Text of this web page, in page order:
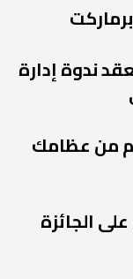
ندوة إدارة
من عظامك
الجائزة